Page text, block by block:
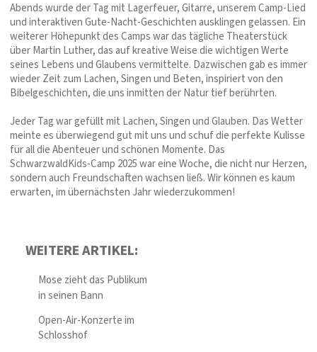
Abends wurde der Tag mit Lagerfeuer, Gitarre, unserem Camp-Lied
und interaktiven Gute-Nacht-Geschichten ausklingen gelassen. Ein
weiterer Höhepunkt des Camps war das tägliche Theaterstück
über Martin Luther, das auf kreative Weise die wichtigen Werte
seines Lebens und Glaubens vermittelte. Dazwischen gab es immer
wieder Zeit zum Lachen, Singen und Beten, inspiriert von den
Bibelgeschichten, die uns inmitten der Natur tief berührten.
Jeder Tag war gefüllt mit Lachen, Singen und Glauben. Das Wetter
meinte es überwiegend gut mit uns und schuf die perfekte Kulisse
für all die Abenteuer und schönen Momente. Das
SchwarzwaldKids-Camp 2025 war eine Woche, die nicht nur Herzen,
sondern auch Freundschaften wachsen ließ. Wir können es kaum
erwarten, im übernächsten Jahr wiederzukommen!
WEITERE ARTIKEL:
Mose zieht das Publikum
in seinen Bann
Open-Air-Konzerte im
Schlosshof